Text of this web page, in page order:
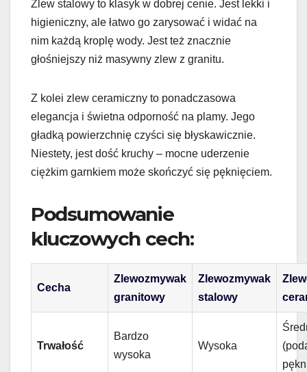
Zlew stalowy to klasyk w dobrej cenie. Jest lekki i
higieniczny, ale łatwo go zarysować i widać na
nim każdą kroplę wody. Jest też znacznie
głośniejszy niż masywny zlew z granitu.
Z kolei zlew ceramiczny to ponadczasowa
elegancja i świetna odporność na plamy. Jego
gładką powierzchnię czyści się błyskawicznie.
Niestety, jest dość kruchy – mocne uderzenie
ciężkim garnkiem może skończyć się pęknięciem.
Podsumowanie
kluczowych cech:
Cecha
Zlewozmywak
granitowy
Zlewozmywak
stalowy
Trwałość
Bardzo
wysoka
Wysoka